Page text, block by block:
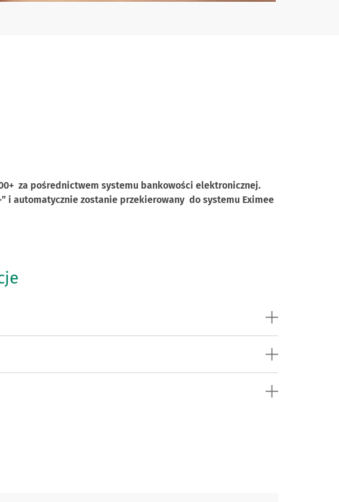
za pośrednictwem systemu bankowości elektronicznej.
i automatycznie zostanie przekierowany do systemu Eximee